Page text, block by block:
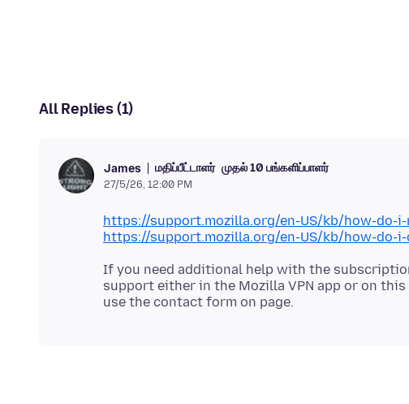
All Replies (1)
James மதிப்பீட்டாளர் முதல் 10 பங்களிப்பாளர்
27/5/26, 12:00 PM
https://support.mozilla.org/en-US/kb/how-do-
https://support.mozilla.org/en-US/kb/how-do-
If you need additional help with the
support either in the Mozilla VPN app or on